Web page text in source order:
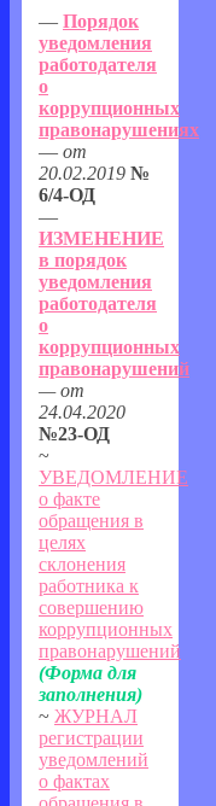
— Порядок
уведомления
работодателя
о
коррупционных
правонарушениях
— от
20.02.2019 №
6/4-ОД
—
ИЗМЕНЕНИЕ
в порядок
уведомления
работодателя
о
коррупционных
правонарушений
— от
24.04.2020
№23-ОД
~
УВЕДОМЛЕНИЕ
о факте
обращения в
целях
склонения
работника к
совершению
коррупционных
правонарушений
(Форма для
заполнения)
~ ЖУРНАЛ
регистрации
уведомлений
о фактах